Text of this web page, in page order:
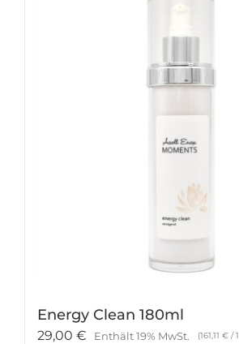
Energy Clean 180ml
29,00 € Enthält 19% MwSt. (161,11 € /